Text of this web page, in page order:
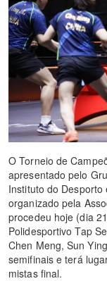
O Torneio de
apresentado pelo
Instituto do
organizado pela
procedeu hoje (dia
Polidesportivo Tap
Chen Meng, Sun
semifinais e terá
mistas final.